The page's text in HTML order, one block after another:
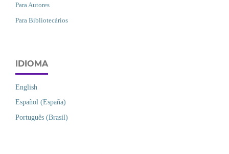
Para Autores
Para Bibliotecários
IDIOMA
English
Español (España)
Português (Brasil)